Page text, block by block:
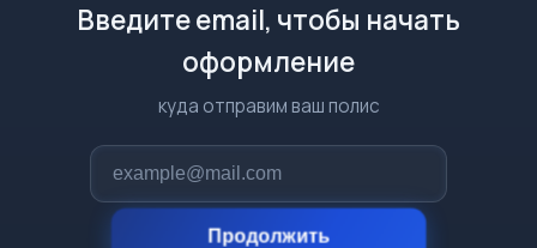
Введите email, чтобы начать
оформление
куда отправим ваш полис
Продолжить